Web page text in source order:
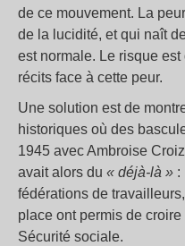
de ce mouvement. La
de la lucidité, et qui naît
est normale. Le risque
récits face à cette peur.
Une solution est de
historiques où des
1945 avec Ambroise
avait alors du « déjà-là » :
fédérations de
place ont permis de
Sécurité sociale.